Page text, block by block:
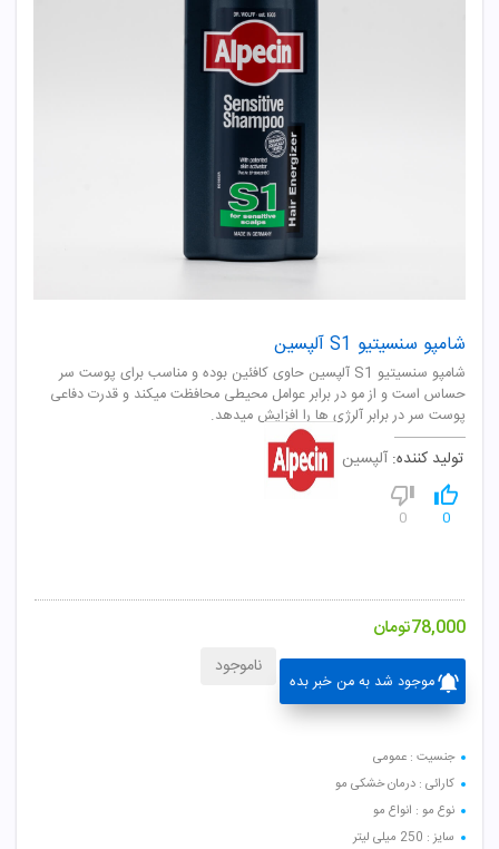
شامپو سنسیتیو S1 آلپسین
شامپو سنسيتيو S1 آلپسين حاوی کافئين بوده و مناسب برای پوست سر
حساس است و از مو در برابر عوامل محيطی محافظت ميکند و قدرت دفاعی
پوست سر در برابر آلرژی ها را افزايش ميدهد.
تولید کننده: آلپسین
0
0
78,000تومان
موجود شد به من خبر بده
ناموجود
جنسیت : عمومی
کارائی : درمان خشکی مو
نوع مو : انواع مو
سایز : 250 میلی لیتر